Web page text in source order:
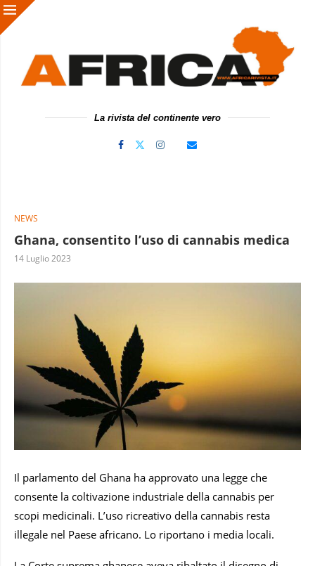
La rivista del continente vero
NEWS
Ghana, consentito l’uso di cannabis medica
14 Luglio 2023
Il parlamento del Ghana ha approvato una legge che
consente la coltivazione industriale della cannabis per
scopi medicinali. L’uso ricreativo della cannabis resta
illegale nel Paese africano. Lo riportano i media locali.